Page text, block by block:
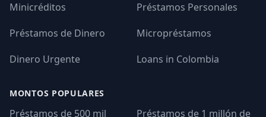
Minicréditos
Préstamos Personales
Préstamos de Dinero
Micropréstamos
Dinero Urgente
Loans in Colombia
MONTOS POPULARES
Préstamos de 500 mil Préstamos de 1 millón de